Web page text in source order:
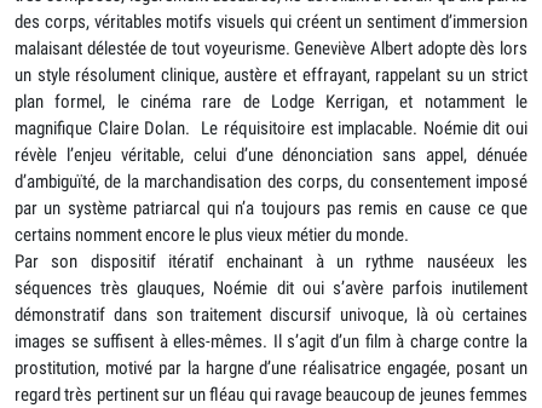
des corps, véritables motifs visuels qui créent un sentiment d’immersion
malaisant délestée de tout voyeurisme. Geneviève Albert adopte dès lors
un style résolument clinique, austère et effrayant, rappelant su un strict
plan formel, le cinéma rare de Lodge Kerrigan, et notamment le
magnifique Claire Dolan. Le réquisitoire est implacable. Noémie dit oui
révèle l’enjeu véritable, celui d’une dénonciation sans appel, dénuée
d’ambiguïté, de la marchandisation des corps, du consentement imposé
par un système patriarcal qui n’a toujours pas remis en cause ce que
certains nomment encore le plus vieux métier du monde.
Par son dispositif itératif enchainant à un rythme nauséeux les
séquences très glauques, Noémie dit oui s’avère parfois inutilement
démonstratif dans son traitement discursif univoque, là où certaines
images se suffisent à elles-mêmes. Il s’agit d’un film à charge contre la
prostitution, motivé par la hargne d’une réalisatrice engagée, posant un
regard très pertinent sur un fléau qui ravage beaucoup de jeunes femmes